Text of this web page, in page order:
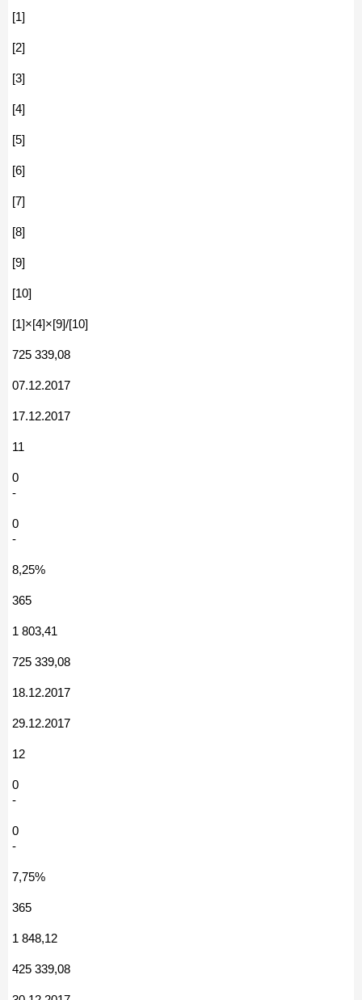
[1]
[2]
[3]
[4]
[5]
[6]
[7]
[8]
[9]
[10]
[1]×[4]×[9]/[10]
725 339,08
07.12.2017
17.12.2017
11
0
-
0
-
8,25%
365
1 803,41
725 339,08
18.12.2017
29.12.2017
12
0
-
0
-
7,75%
365
1 848,12
425 339,08